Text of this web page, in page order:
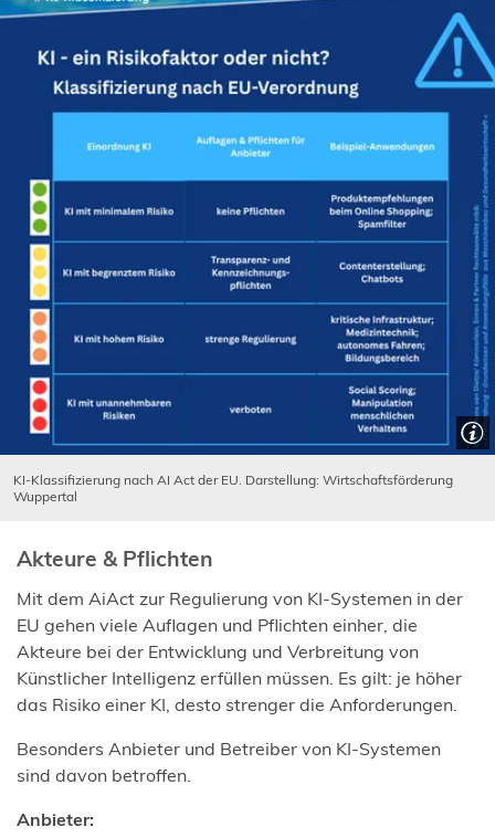
KI-Klassifizierung nach AI Act der EU. Darstellung: Wirtschaftsförderung
Wuppertal
Akteure & Pflichten
Mit dem AiAct zur Regulierung von KI-Systemen in der
EU gehen viele Auflagen und Pflichten einher, die
Akteure bei der Entwicklung und Verbreitung von
Künstlicher Intelligenz erfüllen müssen. Es gilt: je höher
das Risiko einer KI, desto strenger die Anforderungen.
Besonders Anbieter und Betreiber von KI-Systemen
sind davon betroffen.
Anbieter: